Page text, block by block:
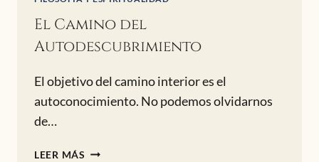
El Camino del
Autodescubrimiento
El objetivo del camino interior es el
autoconocimiento. No podemos olvidarnos
de…
LEER MÁS EL